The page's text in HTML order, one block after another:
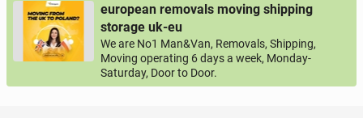
european removals moving shipping
storage uk-eu
We are No1 Man&Van, Removals, Shipping,
Moving operating 6 days a week, Monday-
Saturday, Door to Door.